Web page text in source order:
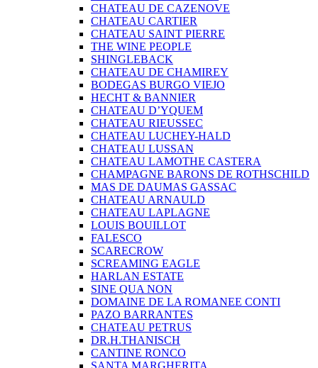
CHATEAU DE CAZENOVE
CHATEAU CARTIER
CHATEAU SAINT PIERRE
THE WINE PEOPLE
SHINGLEBACK
CHATEAU DE CHAMIREY
BODEGAS BURGO VIEJO
HECHT & BANNIER
CHATEAU D’YQUEM
CHATEAU RIEUSSEC
CHATEAU LUCHEY-HALD
CHATEAU LUSSAN
CHATEAU LAMOTHE CASTERA
CHAMPAGNE BARONS DE ROTHSCHILD
MAS DE DAUMAS GASSAC
CHATEAU ARNAULD
CHATEAU LAPLAGNE
LOUIS BOUILLOT
FALESCO
SCARECROW
SCREAMING EAGLE
HARLAN ESTATE
SINE QUA NON
DOMAINE DE LA ROMANEE CONTI
PAZO BARRANTES
CHATEAU PETRUS
DR.H.THANISCH
CANTINE RONCO
SANTA MARGHERITA